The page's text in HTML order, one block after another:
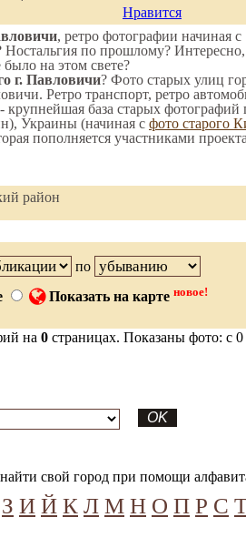
Нравится
, ретро фотографии начиная
по прошлому?
на этом свете?
г. Павловичи? Фото старых улиц
Ретро транспорт, ретро
крупнейшая база старых фотографий
Украины (начиная с фото старого
пополняется участниками
район
по
Показать на карте новое!
на 0 страницах. Показаны фото: с 0
свой город при помощи
З И Й К Л М Н О П Р С